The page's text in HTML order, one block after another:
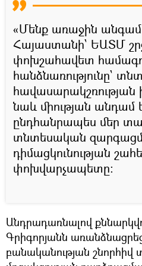
«Մենք առաջին անգամ
Հայաստանի` ԵԱՏՄ
փոխշահավետ
հանձնառությունը`
հավասարակշռության
նաև միության անդամ
ընդհանրապես մեր
տնտեսական
դիմացկունության
փոխվարչապետը։
Անդրադառնալով
Գրիգորյանն
բանականության շնորհիվ